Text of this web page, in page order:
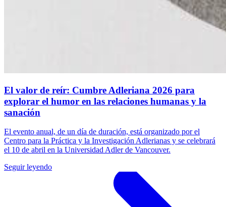
El valor de reír: Cumbre Adleriana 2026 para
explorar el humor en las relaciones humanas y la
sanación
El evento anual, de un día de duración, está organizado por el
Centro para la Práctica y la Investigación Adlerianas y se celebrará
el 10 de abril en la Universidad Adler de Vancouver.
Seguir leyendo